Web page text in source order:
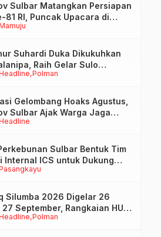
Sulbar Matangkan Persiapan
81 RI, Puncak Upacara di
Ahmad Kirang
Polman
Suhardi Duka Dikukuhkan
Raih Gelar Sulo
Gelombang Hoaks Agustus,
Sulbar Ajak Warga Jaga
Sulbar Bentuk Tim
Internal ICS untuk Dukung
ISPO Pekebun di
Polman
Silumba 2026 Digelar 26
September, Rangkaian HUT